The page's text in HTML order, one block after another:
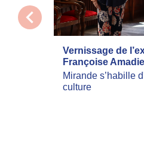
Vernissage de
Françoise
Mirande s’habille
culture
chevron_left